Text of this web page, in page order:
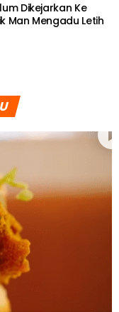
Dikejarkan Ke
Man Mengadu Letih